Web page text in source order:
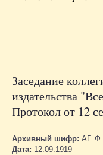
Заседание
издательства
Протокол от 12
Архивный шифр: АГ.
Дата: 12.09.1919